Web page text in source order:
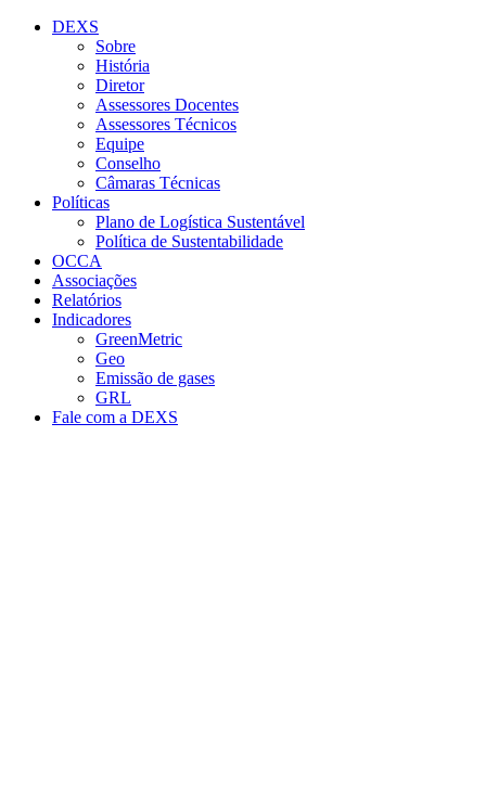
Conteúdo principal
DEXS
Sobre
História
Diretor
Assessores Docentes
Assessores Técnicos
Equipe
Conselho
Câmaras Técnicas
Políticas
Plano de Logística Sustentável
Política de Sustentabilidade
OCCA
Associações
Relatórios
Indicadores
GreenMetric
Geo
Emissão de gases
GRL
Fale com a DEXS